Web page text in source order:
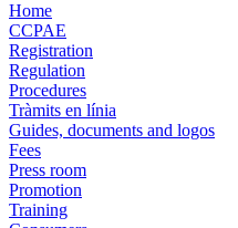
Home
CCPAE
Registration
Regulation
Procedures
Tràmits en línia
Guides, documents and logos
Fees
Press room
Promotion
Training